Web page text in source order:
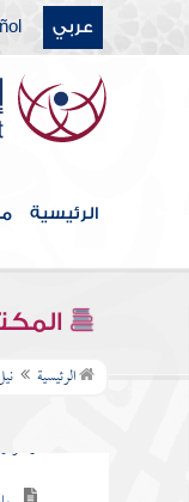
عربي
الرئيسية
الرئيسية
كتاب
كتاب
كتاب
كتاب
كتاب
كتاب
كتاب